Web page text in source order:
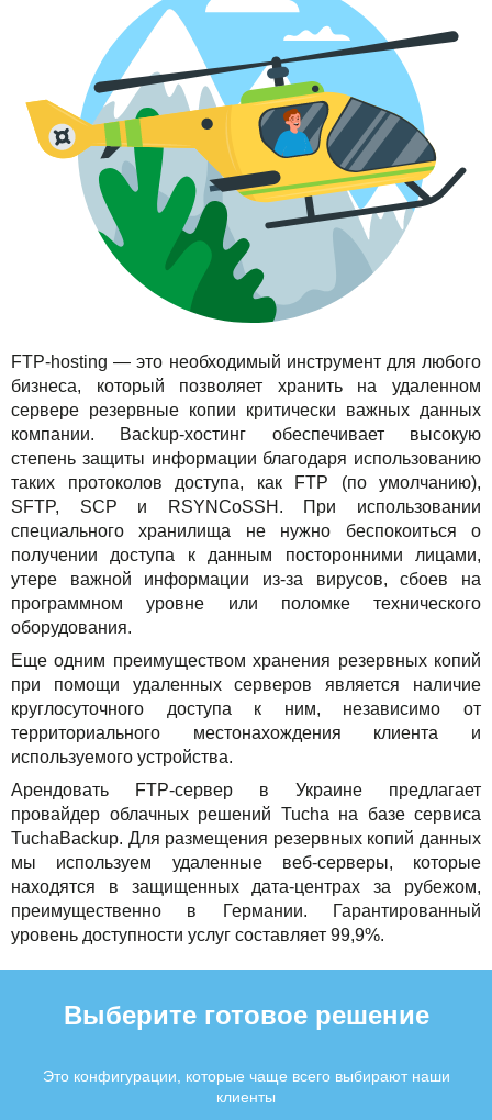
TuchaBackup
TuchaHosting
TuchaSync
Удаленный офис
Реселінг хостингу
Контакты
FTP-hosting — это необходимый инструмент для любого
бизнеса, который позволяет хранить на удаленном
сервере резервные копии критически важных данных
компании. Backup-хостинг обеспечивает высокую
степень защиты информации благодаря использованию
таких протоколов доступа, как FTP (по умолчанию),
SFTP, SCP и RSYNCoSSH. При использовании
специального хранилища не нужно беспокоиться о
получении доступа к данным посторонними лицами,
утере важной информации из-за вирусов, сбоев на
программном уровне или поломке технического
оборудования.
Еще одним преимуществом хранения резервных копий
при помощи удаленных серверов является наличие
круглосуточного доступа к ним, независимо от
территориального местонахождения клиента и
используемого устройства.
Арендовать FTP-сервер в Украине предлагает
провайдер облачных решений Tucha на базе сервиса
TuchaBackup. Для размещения резервных копий данных
мы используем удаленные веб-серверы, которые
находятся в защищенных дата-центрах за рубежом,
преимущественно в Германии. Гарантированный
уровень доступности услуг составляет 99,9%.
Выберите готовое решение
Это конфигурации, которые чаще всего выбирают наши
клиенты